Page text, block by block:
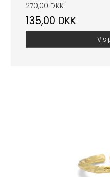
270,00 DKK
135,00 DKK
Vis